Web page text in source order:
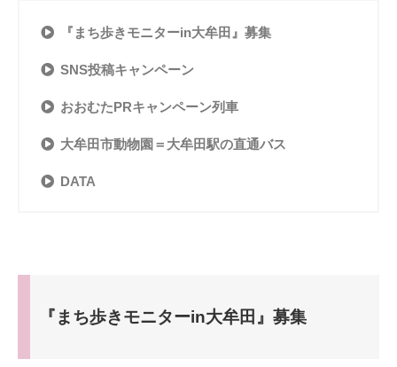
『まち歩きモニターin大牟田』募集
SNS投稿キャンペーン
おおむたPRキャンペーン列車
大牟田市動物園＝大牟田駅の直通バス
DATA
『まち歩きモニターin大牟田』募集